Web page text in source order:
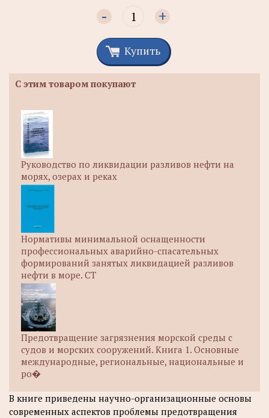
- +
Купить
С этим товаром покупают
Руководство по ликвидации разливов нефти на
морях, озерах и реках
Нормативы минимальной оснащенности
профессиональных аварийно-спасательных
формирований занятых ликвидацией разливов
нефти в море. СТ
Предотвращение загрязнения морской среды с
судов и морских сооружений. Книга 1. Основные
международные, региональные, национальные и
ро�
В книге приведены научно-организационные основы
современных аспектов проблемы предотвращения